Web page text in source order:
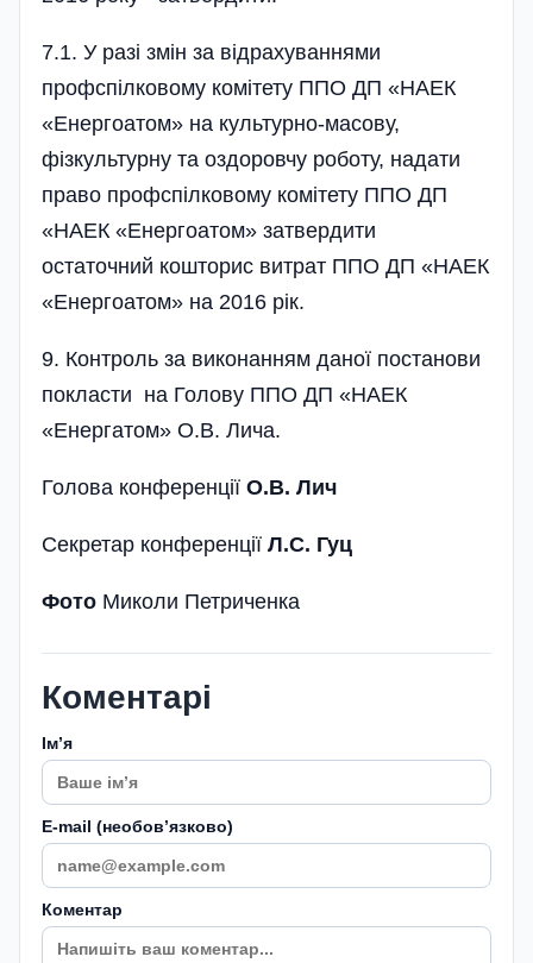
7.1. У разі змін за відрахуваннями
профспілковому комітету ППО ДП «НАЕК
«Енергоатом» на культурно-масову,
фізкультурну та оздоровчу роботу, надати
право профспілковому комітету ППО ДП
«НАЕК «Енергоатом» затвердити
остаточний кошторис витрат ППО ДП «НАЕК
«Енергоатом» на 2016 рік.
9. Контроль за виконанням даної постанови
покласти на Голову ППО ДП «НАЕК
«Енергатом» О.В. Лича.
Голова конференції О.В. Лич
Секретар конференції Л.С. Гуц
Фото Миколи Петриченка
Коментарі
Імʼя
E-mail (необовʼязково)
Коментар